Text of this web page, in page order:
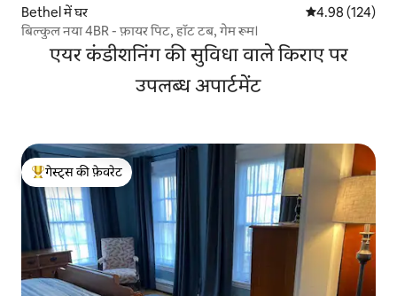
Bethel में घर औसत रेटिंग 5 में से
4.98 (124)
बिल्कुल नया 4BR - फ़ायर पिट, हॉट टब, गेम रूम।
एयर कंडीशनिंग की सुविधा वाले किराए पर
उपलब्ध अपार्टमेंट
गेस्ट्स का टॉप फ़ेवरेट
गेस्ट्स की फ़ेवरेट